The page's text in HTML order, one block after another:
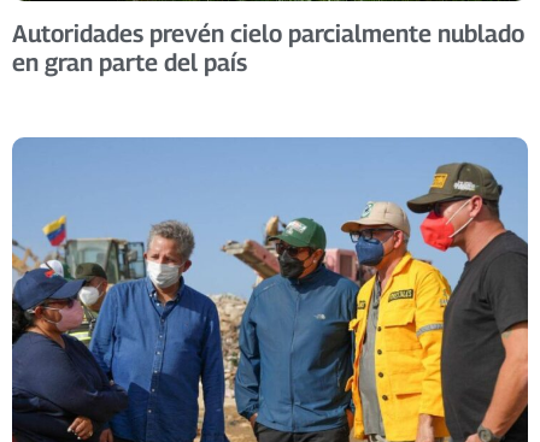
Autoridades prevén cielo parcialmente nublado
en gran parte del país